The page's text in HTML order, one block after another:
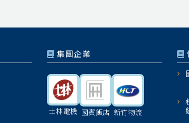
集團企業
士林電機 國賓飯店 新竹物流